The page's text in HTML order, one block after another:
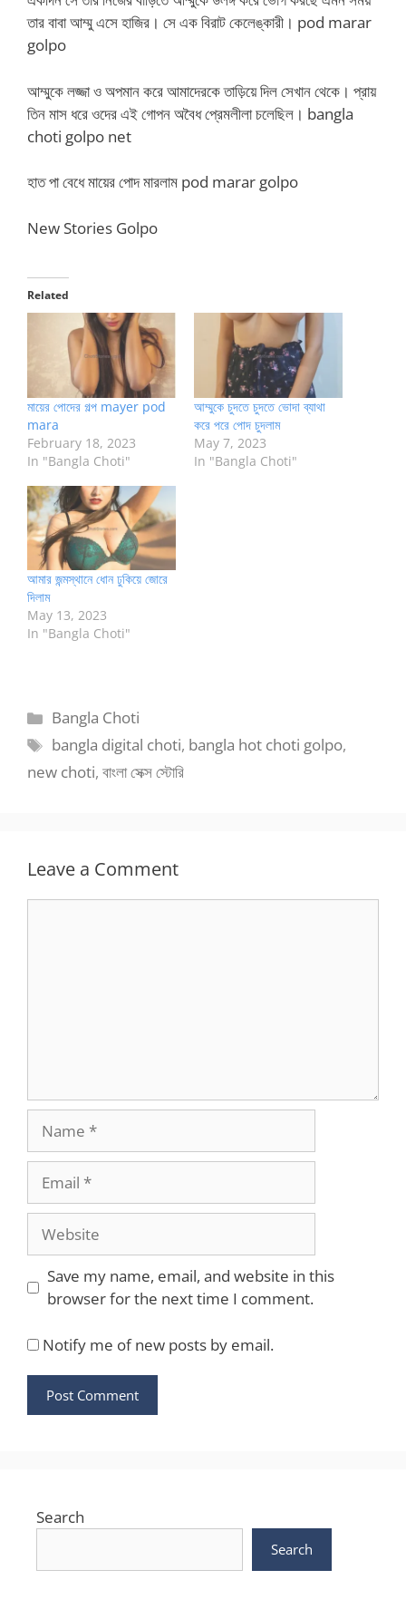
তার বাবা আম্মু এসে হাজির। সে এক বিরাট কেলেঙ্কারী। pod marar
golpo
আম্মুকে লজ্জা ও অপমান করে আমাদেরকে তাড়িয়ে দিল সেখান থেকে। প্রায়
তিন মাস ধরে ওদের এই গোপন অবৈধ প্রেমলীলা চলেছিল। bangla
choti golpo net
হাত পা বেধে মায়ের পোদ মারলাম pod marar golpo
New Stories Golpo
Related
মায়ের পোদের গল্প mayer pod
mara
February 18, 2023
In "Bangla Choti"
আম্মুকে চুদতে চুদতে ভোদা ব্যাথা
করে পরে পোদ চুদলাম
May 7, 2023
In "Bangla Choti"
আমার জন্মস্থানে ধোন ঢুকিয়ে জোরে
দিলাম
May 13, 2023
In "Bangla Choti"
Categories
Bangla Choti
Tags
bangla digital choti, bangla hot choti golpo,
new choti, বাংলা সেক্স স্টোরি
Leave a Comment
Website
Save my name, email, and website in this
browser for the next time I comment.
Notify me of new posts by email.
Search
Search